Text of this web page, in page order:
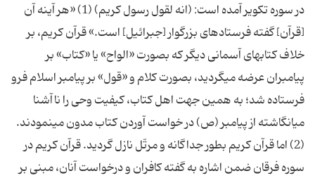
در سوره تكویر آمده است: (انه لقول رسول كریم) (1) «هر آینه آن
[قرآن] گفته فرستاده‏اى بزرگوار [جبرائیل] است.» قرآن كریم، بر
خلاف كتاب‏هاى آسمانى دیگر كه بصورت «الواح» یا «كتاب» بر
پیامبران عرضه مى‏گردید، بصورت كلام و «قول» بر پیامبر اسلام فرو
فرستاده شد؛ به همین جهت اهل كتاب، كیفیت وحى را ناآشنا
مى‏انگاشته از پیامبر (ص) در خواست آوردن كتاب مدون مى‏نمودند.
(2) اما قرآن كریم بطور جداگانه و مرتّل نازل گردید. قرآن كریم در
سوره فرقان ضمن اشاره به گفته كافران و درخواست آنان، مبنى بر